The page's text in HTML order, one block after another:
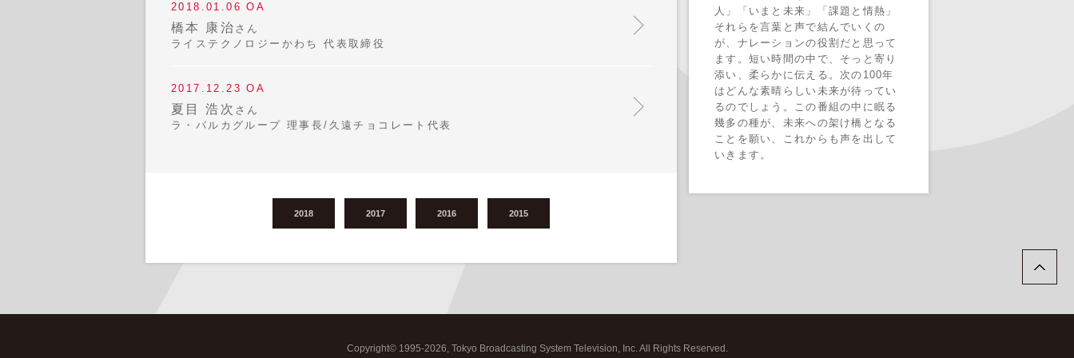
2018.01.06 OA
橋本 康治 さん
ライステクノロジーかわち 代表取締役
2017.12.23 OA
夏目 浩次 さん
ラ・バルカグループ 理事長/久遠チョコレート代表
2018 2017 2016 2015
人」「いまと未来」「課題と情熱」
それらを言葉と声で結んでいくの
が、ナレーションの役割だと思って
ます。短い時間の中で、そっと寄り
添い、柔らかに伝える。次の100年
はどんな素晴らしい未来が待ってい
るのでしょう。この番組の中に眠る
幾多の種が、未来への架け橋となる
ことを願い、これからも声を出して
いきます。
Copyright©1995-2026, Tokyo Broadcasting System Television, Inc. All Rights Reserved.